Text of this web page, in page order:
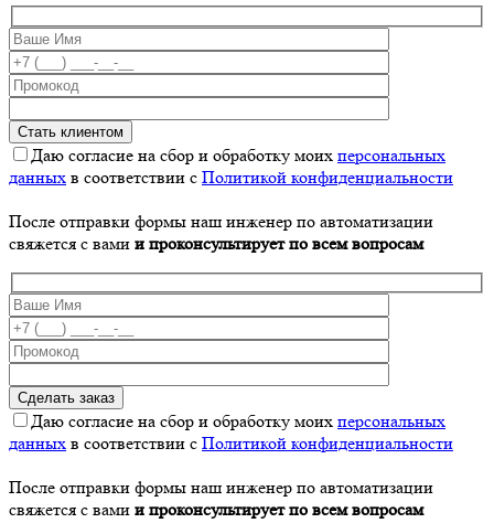
Даю согласие на сбор и обработку моих персональных
данных в соответствии с Политикой конфиденциальности
После отправки формы наш инженер по автоматизации
свяжется с вами и проконсультирует по всем вопросам
Даю согласие на сбор и обработку моих персональных
данных в соответствии с Политикой конфиденциальности
После отправки формы наш инженер по автоматизации
свяжется с вами и проконсультирует по всем вопросам